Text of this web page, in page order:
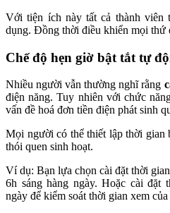
Với tiện ích này tất cả thành viên
dụng. Đồng thời điều khiển mọi thứ
Chế độ hẹn giờ bật tắt tự
Nhiều người vẫn thường nghĩ rằng
điện năng. Tuy nhiên với chức
vấn đề hoá đơn tiền điện phát sinh
Mọi người có thể thiết lập thời gian
thói quen sinh hoạt.
Ví dụ: Bạn lựa chọn cài đặt thời
6h sáng hàng ngày. Hoặc cài
ngày để kiểm soát thời gian xem của